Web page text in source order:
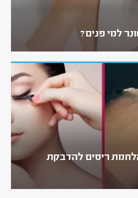
למי פנים?
ריסים להדבקת